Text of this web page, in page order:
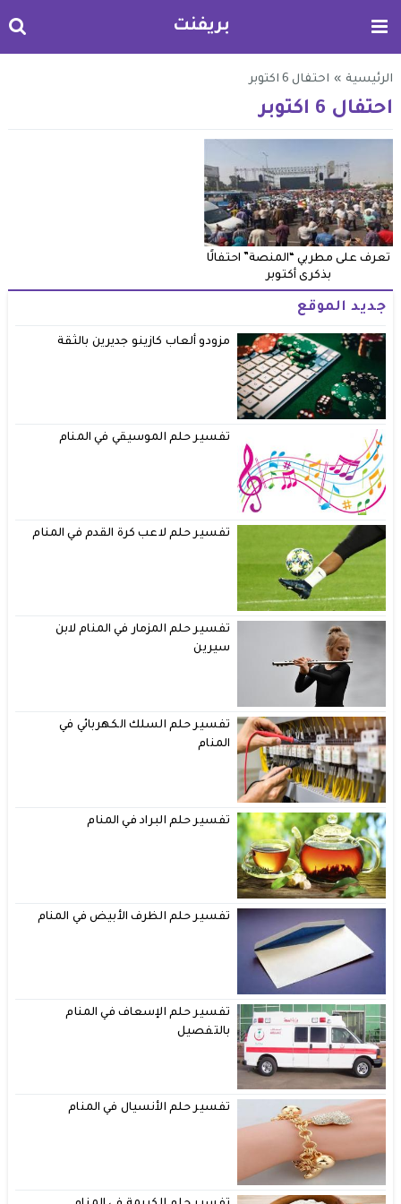
بريفنت
الرئيسية » احتفال 6 اكتوبر
احتفال 6 اكتوبر
تعرف على مطربي “المنصة” احتفالًا
بذكرى أكتوبر
جديد الموقع
مزودو ألعاب كازينو جديرين بالثقة
تفسير حلم الموسيقي في المنام
تفسير حلم لاعب كرة القدم في المنام
تفسير حلم المزمار في المنام لابن
سيرين
تفسير حلم السلك الكهربائي في
المنام
تفسير حلم البراد في المنام
تفسير حلم الظرف الأبيض في المنام
تفسير حلم الإسعاف في المنام
بالتفصيل
تفسير حلم الأنسيال في المنام